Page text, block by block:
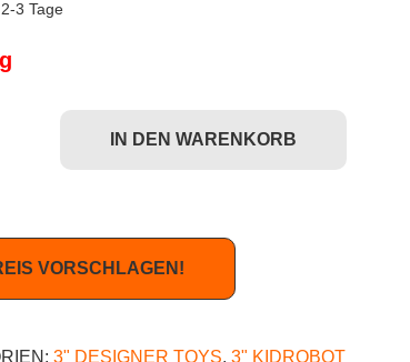
2-3 Tage
Life - Soaring Hatchet Munk Menge
IN DEN WARENKORB
VORSCHLAGEN!
3" DESIGNER TOYS, 3" KIDROBOT